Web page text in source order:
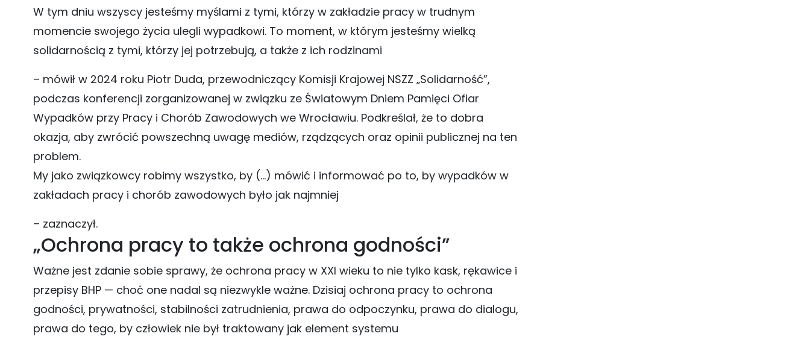
W tym dniu wszyscy jesteśmy myślami z tymi, którzy w zakładzie pracy w trudnym
momencie swojego życia ulegli wypadkowi. To moment, w którym jesteśmy wielką
solidarnością z tymi, którzy jej potrzebują, a także z ich rodzinami
– mówił w 2024 roku Piotr Duda, przewodniczący Komisji Krajowej NSZZ „Solidarność”,
podczas konferencji zorganizowanej w związku ze Światowym Dniem Pamięci Ofiar
Wypadków przy Pracy i Chorób Zawodowych we Wrocławiu. Podkreślał, że to dobra
okazja, aby zwrócić powszechną uwagę mediów, rządzących oraz opinii publicznej na ten
problem.
My jako związkowcy robimy wszystko, by (…) mówić i informować po to, by wypadków w
zakładach pracy i chorób zawodowych było jak najmniej
– zaznaczył.
„Ochrona pracy to także ochrona godności”
Ważne jest zdanie sobie sprawy, że ochrona pracy w XXI wieku to nie tylko kask, rękawice i
przepisy BHP — choć one nadal są niezwykle ważne. Dzisiaj ochrona pracy to ochrona
godności, prywatności, stabilności zatrudnienia, prawa do odpoczynku, prawa do dialogu,
prawa do tego, by człowiek nie był traktowany jak element systemu